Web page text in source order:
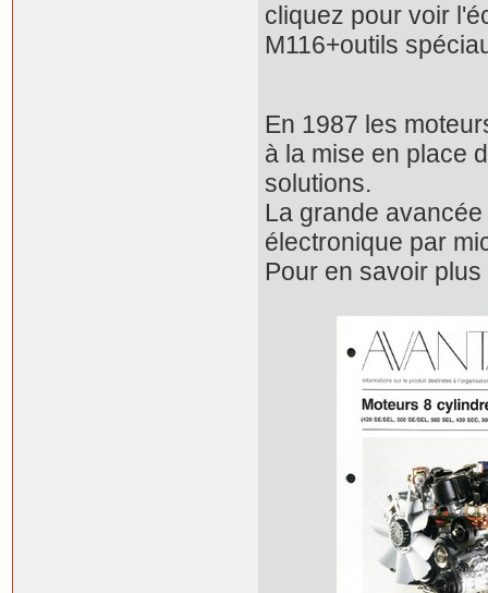
cliquez pour
M116+outils
En 1987 les
à la mise en place
solutions.
La grande
électronique par
Pour en savoir